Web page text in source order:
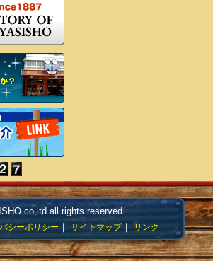
co,ltd.all rights reserved.
シーポリシー ｜ サイトマップ｜ リンク